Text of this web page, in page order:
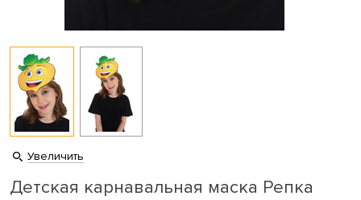
Увеличить
Детская карнавальная маска Репка